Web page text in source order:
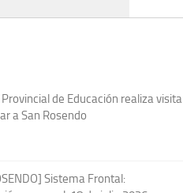
de Educación realiza visita
a San Rosendo
Sistema Frontal: